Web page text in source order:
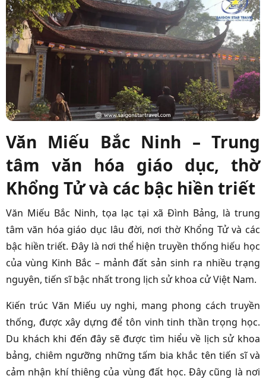
Văn Miếu Bắc Ninh – Trung
tâm văn hóa giáo dục, thờ
Khổng Tử và các bậc hiền triết
Văn Miếu Bắc Ninh, tọa lạc tại xã Đình Bảng, là trung
tâm văn hóa giáo dục lâu đời, nơi thờ Khổng Tử và các
bậc hiền triết. Đây là nơi thể hiện truyền thống hiếu học
của vùng Kinh Bắc – mảnh đất sản sinh ra nhiều trạng
nguyên, tiến sĩ bậc nhất trong lịch sử khoa cử Việt Nam.
Kiến trúc Văn Miếu uy nghi, mang phong cách truyền
thống, được xây dựng để tôn vinh tinh thần trọng học.
Du khách khi đến đây sẽ được tìm hiểu về lịch sử khoa
bảng, chiêm ngưỡng những tấm bia khắc tên tiến sĩ và
cảm nhận khí thiêng của vùng đất học. Đây cũng là nơi